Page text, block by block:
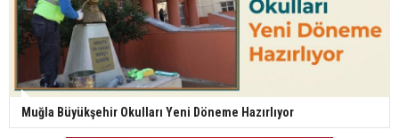
Muğla Büyükşehir Okulları Yeni Döneme Hazırlıyor